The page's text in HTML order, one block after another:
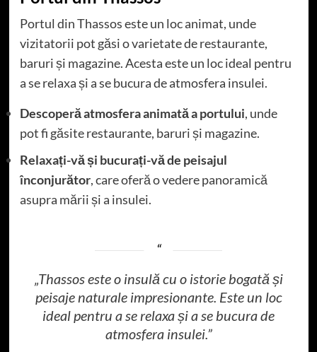
Portul din Thassos este un loc animat, unde
vizitatorii pot găsi o varietate de restaurante,
baruri și magazine. Acesta este un loc ideal pentru
a se relaxa și a se bucura de atmosfera insulei.
Descoperă atmosfera animată a portului, unde
pot fi găsite restaurante, baruri și magazine.
Relaxați-vă și bucurați-vă de peisajul
înconjurător, care oferă o vedere panoramică
asupra mării și a insulei.
„Thassos este o insulă cu o istorie bogată și
peisaje naturale impresionante. Este un loc
ideal pentru a se relaxa și a se bucura de
atmosfera insulei.”